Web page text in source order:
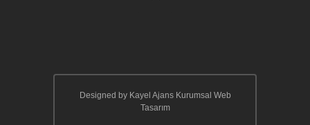
Designed by Kayel Ajans Kurumsal Web
Tasarım